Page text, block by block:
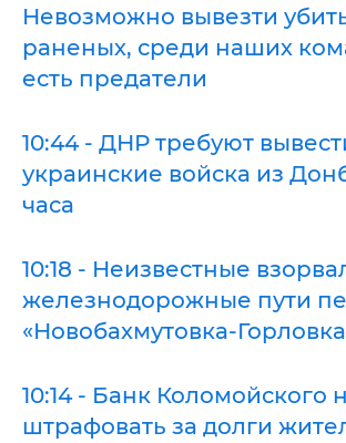
Невозможно вывезти
раненых, среди наших
есть предатели
10:44 - ДНР требуют
украинские войска из
часа
10:18 - Неизвестные
железнодорожные пути
«Новобахмутовка-
10:14 - Банк Коломойского
штрафовать за долги